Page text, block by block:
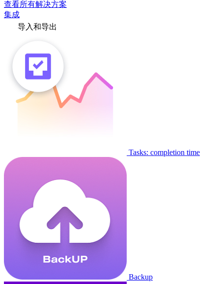
查看所有解决方案
集成
导入和导出
Tasks: completion time
Backup